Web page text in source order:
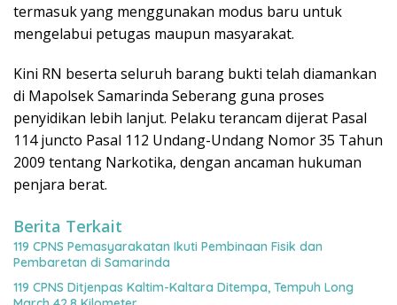
termasuk yang menggunakan modus baru untuk
mengelabui petugas maupun masyarakat.
Kini RN beserta seluruh barang bukti telah diamankan
di Mapolsek Samarinda Seberang guna proses
penyidikan lebih lanjut. Pelaku terancam dijerat Pasal
114 juncto Pasal 112 Undang-Undang Nomor 35 Tahun
2009 tentang Narkotika, dengan ancaman hukuman
penjara berat.
Berita Terkait
119 CPNS Pemasyarakatan Ikuti Pembinaan Fisik dan
Pembaretan di Samarinda
119 CPNS Ditjenpas Kaltim-Kaltara Ditempa, Tempuh Long